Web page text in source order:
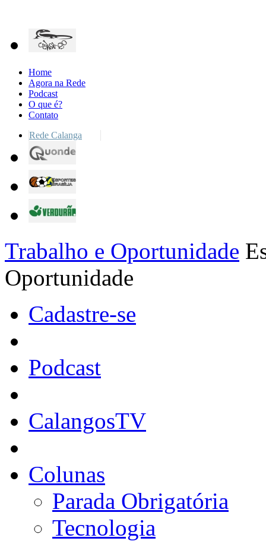
Home
Agora na Rede
Podcast
O que é?
Contato
Rede Calanga
Trabalho e Oportunidade
Oportunidade
Cadastre-se
Podcast
CalangosTV
Colunas
Parada Obrigatória
Tecnologia